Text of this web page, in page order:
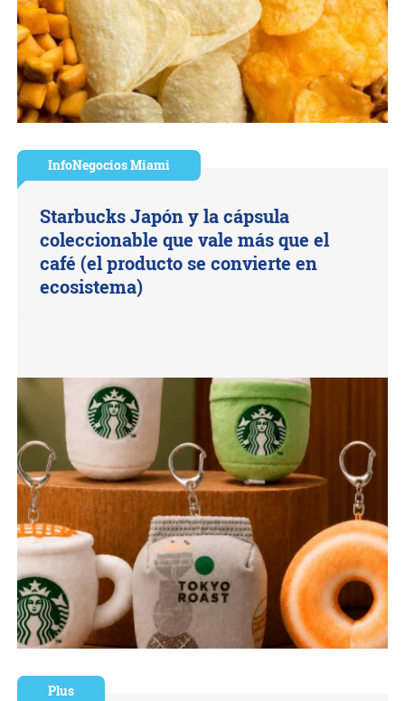
InfoNegocios Miami
Starbucks Japón y la cápsula
coleccionable que vale más que el
café (el producto se convierte en
ecosistema)
Plus